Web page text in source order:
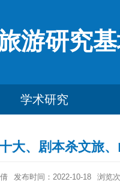
游研究
学术研究
大、剧本杀文旅
发布时间：2022-10-18 浏览